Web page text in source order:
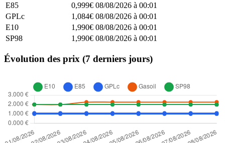
E85
0,999€ 08/08/2026 à 00:01
GPLc
1,084€ 08/08/2026 à 00:01
E10
1,990€ 08/08/2026 à 00:01
SP98
1,990€ 08/08/2026 à 00:01
Évolution des prix (7 derniers jours)